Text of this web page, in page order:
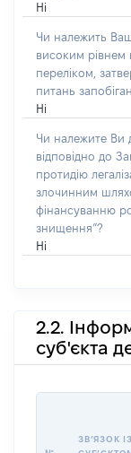
Ні
Чи належить
високим рівнем
переліком,
питань
Ні
Чи належите Ви
відповідно до
протидію
злочинним
фінансуванню
знищення”?
Ні
2.2.
суб'єкта
ЗВʼЯЗОК ІЗ